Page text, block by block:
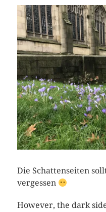
Die Schattenseiten
vergessen
However, the dark